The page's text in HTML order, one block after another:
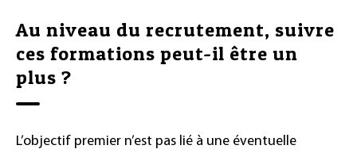
Au niveau du recrutement, suivre
ces formations peut-il être un
plus ?
L’objectif premier n’est pas lié à une éventuelle